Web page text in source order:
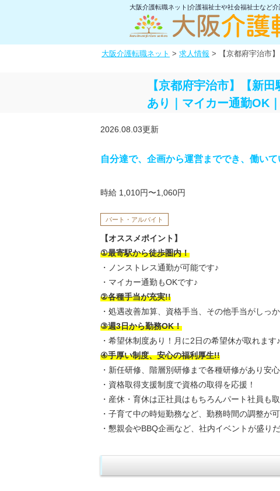
大阪介護転職ネット|介護福祉士や社会福祉士など介
大阪介護転職ネット > 求人情報 > 【京都府宇治市
【京都府宇治市】【新
あり｜マイカー通勤OK
2026.08.03更新
自分達で、企画から運営まででき、働い
時給 1,010円〜1,060円
パート・アルバイト
【オススメポイント】
①最寄駅から徒歩圏内！
・ノンストレス通勤が可能です♪
・マイカー通勤もOKです♪
②各種手当が充実!!
・処遇改善加算、資格手当、その他手当がしっ
③週3日から勤務OK！
・希望休制度あり！月に2日の希望休が取れます♪
④手厚い制度、安心の福利厚生!!
・新任研修、階層別研修まで各種研修があり安
・資格取得支援制度で資格の取得を応援！
・産休・育休は正社員はもちろんパート社員も
・子育て中の時短勤務など、勤務時間の調整が
・懇親会やBBQ企画など、社内イベントが盛り